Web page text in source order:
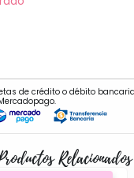
de crédito o débito
Relacionados